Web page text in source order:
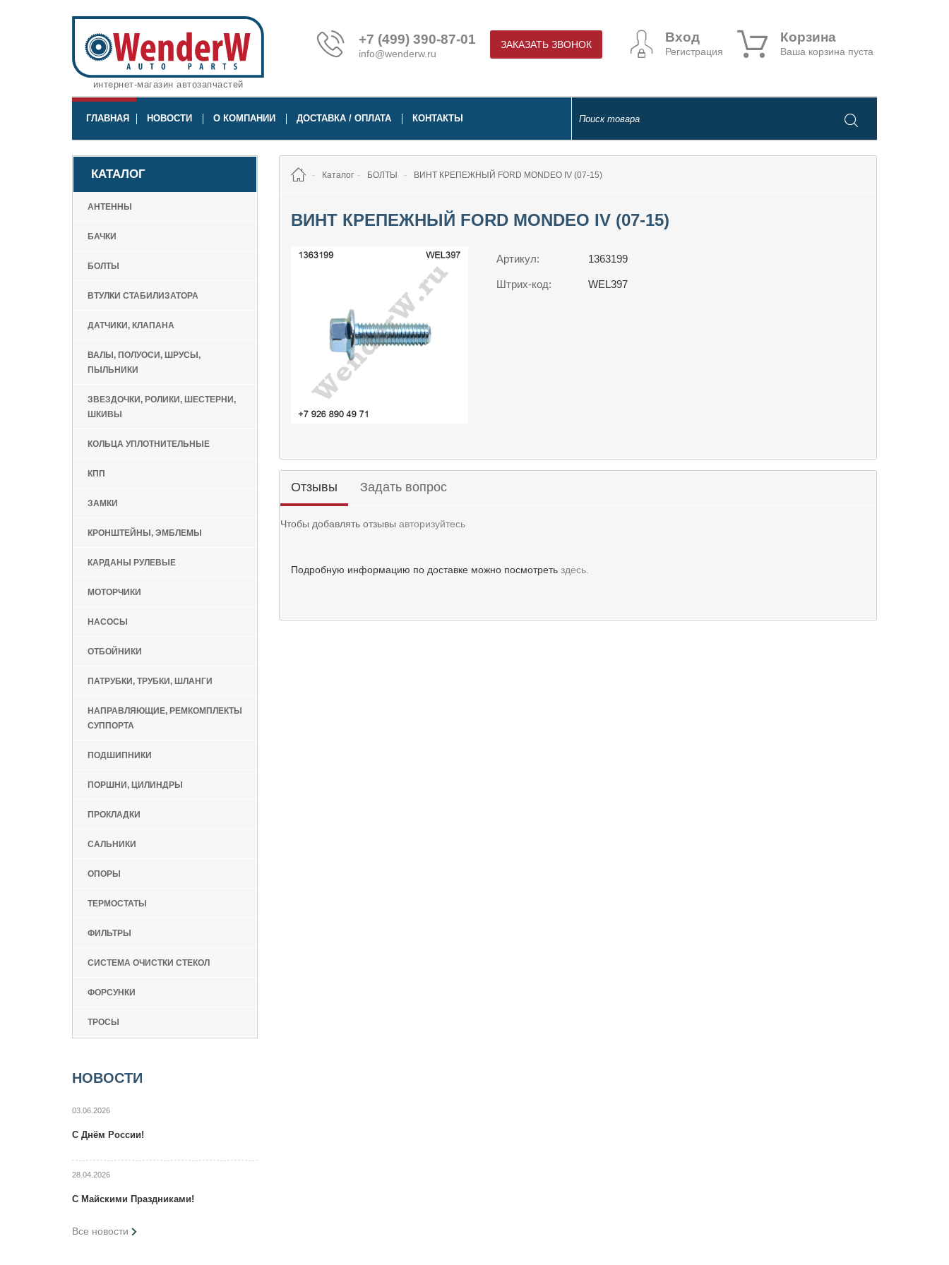
интернет-магазин автозапчастей
+7 (499) 390-87-01
info@wenderw.ru
ЗАКАЗАТЬ ЗВОНОК Вход
Регистрация
Корзина
Ваша корзина пуста
ГЛАВНАЯ НОВОСТИ О КОМПАНИИ ДОСТАВКА / ОПЛАТА КОНТАКТЫ
КАТАЛОГ
АНТЕННЫ
БАЧКИ
БОЛТЫ
ВТУЛКИ СТАБИЛИЗАТОРА
ДАТЧИКИ, КЛАПАНА
ВАЛЫ, ПОЛУОСИ, ШРУСЫ,
ПЫЛЬНИКИ
ЗВЕЗДОЧКИ, РОЛИКИ, ШЕСТЕРНИ,
ШКИВЫ
КОЛЬЦА УПЛОТНИТЕЛЬНЫЕ
КПП
ЗАМКИ
КРОНШТЕЙНЫ, ЭМБЛЕМЫ
КАРДАНЫ РУЛЕВЫЕ
МОТОРЧИКИ
НАСОСЫ
ОТБОЙНИКИ
ПАТРУБКИ, ТРУБКИ, ШЛАНГИ
НАПРАВЛЯЮЩИЕ, РЕМКОМПЛЕКТЫ
СУППОРТА
ПОДШИПНИКИ
ПОРШНИ, ЦИЛИНДРЫ
ПРОКЛАДКИ
САЛЬНИКИ
ОПОРЫ
ТЕРМОСТАТЫ
ФИЛЬТРЫ
СИСТЕМА ОЧИСТКИ СТЕКОЛ
ФОРСУНКИ
ТРОСЫ
НОВОСТИ
03.06.2026
C Днём России!
28.04.2026
C Maйcкими Праздниками!
Все новости
Каталог БОЛТЫ ВИНТ КРЕПЕЖНЫЙ FORD MONDEO IV (07-15)
ВИНТ КРЕПЕЖНЫЙ FORD MONDEO IV (07-15)
Артикул: 1363199
Штрих-код: WEL397
Отзывы Задать вопрос
Чтобы добавлять отзывы авторизуйтесь
Подробную информацию по доставке можно посмотреть здесь.